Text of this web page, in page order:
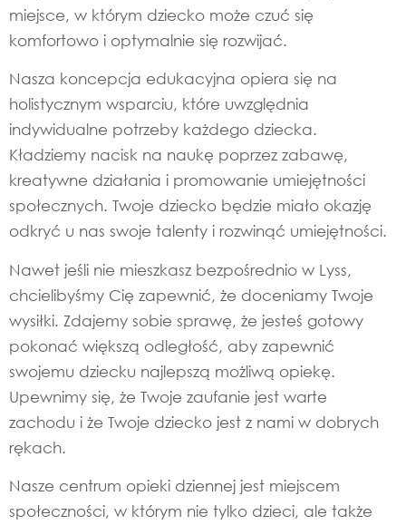
miejsce, w którym dziecko może czuć się
komfortowo i optymalnie się rozwijać.
Nasza koncepcja edukacyjna opiera się na
holistycznym wsparciu, które uwzględnia
indywidualne potrzeby każdego dziecka.
Kładziemy nacisk na naukę poprzez zabawę,
kreatywne działania i promowanie umiejętności
społecznych. Twoje dziecko będzie miało okazję
odkryć u nas swoje talenty i rozwinąć umiejętności.
Nawet jeśli nie mieszkasz bezpośrednio w Lyss,
chcielibyśmy Cię zapewnić, że doceniamy Twoje
wysiłki. Zdajemy sobie sprawę, że jesteś gotowy
pokonać większą odległość, aby zapewnić
swojemu dziecku najlepszą możliwą opiekę.
Upewnimy się, że Twoje zaufanie jest warte
zachodu i że Twoje dziecko jest z nami w dobrych
rękach.
Nasze centrum opieki dziennej jest miejscem
społeczności, w którym nie tylko dzieci, ale także